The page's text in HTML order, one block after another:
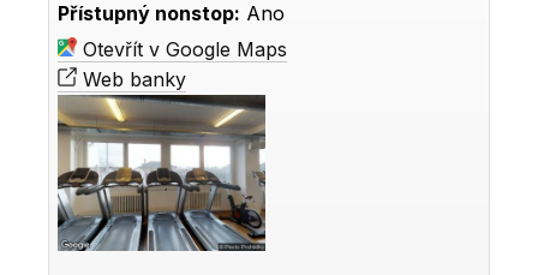
Přístupný nonstop: Ano
Otevřít v Google Maps
Web banky